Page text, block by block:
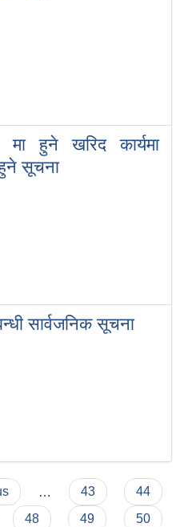
सूची तथा लिखित परीक्षाको समय
सम्बन्धी सूचना ।।।
हुने खरिद कार्यमा
सूचना
हुने सूचना
सार्वजनिक सूचना
43
44
48 49
50